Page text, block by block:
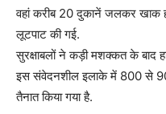
वहां करीब 20 दुकानें जलकर खाक
लूटपाट की गई.
सुरक्षाबलों ने कड़ी मशक्कत के बाद
इस संवेदनशील इलाके में 800 से
तैनात किया गया है.